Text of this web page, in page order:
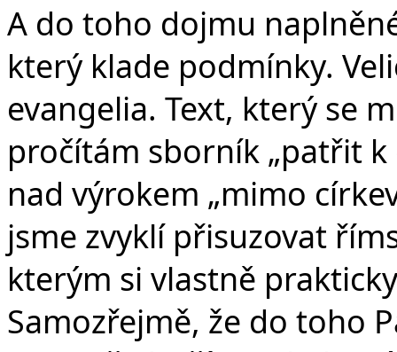
A do toho dojmu
který klade podmínky.
evangelia. Text, který se
pročítám sborník „patřit
nad výrokem „mimo
jsme zvyklí přisuzovat
kterým si vlastně
Samozřejmě, že do toho